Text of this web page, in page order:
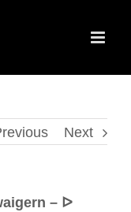
Next
– ᐅ